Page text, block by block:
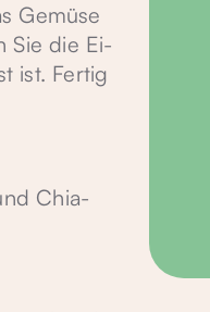
Gemüse
Sie die Ei-
ist. Fertig
Chia-